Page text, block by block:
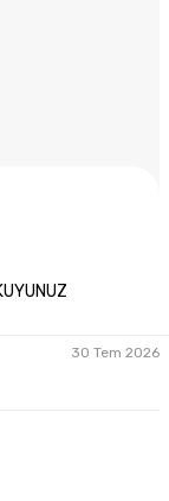
30 Tem 2026